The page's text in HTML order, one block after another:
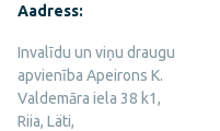
Aadress:
Invalīdu un viņu draugu
apvienība Apeirons K.
Valdemāra iela 38 k1,
Riia, Läti,